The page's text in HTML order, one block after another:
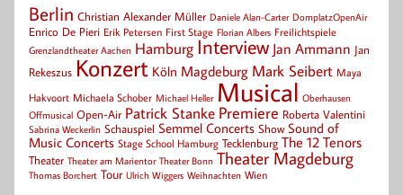
Berlin Christian Alexander Müller Daniele Alan-Carter DomplatzOpenAir
Enrico De Pieri Erik Petersen First Stage Florian Albers Freilichtspiele
Grenzlandtheater Aachen Hamburg Interview Jan Ammann Jan
Rekeszus Konzert Köln Magdeburg Mark Seibert Maya
Hakvoort Michaela Schober Michael Heller Musical Oberhausen
Offmusical Open-Air Patrick Stanke Premiere Roberta Valentini
Sabrina Weckerlin Schauspiel Semmel Concerts Show Sound of
Music Concerts Stage School Hamburg Tecklenburg The 12 Tenors
Theater Theater am Marientor Theater Bonn Theater Magdeburg
Thomas Borchert Tour Ulrich Wiggers Weihnachten Wien